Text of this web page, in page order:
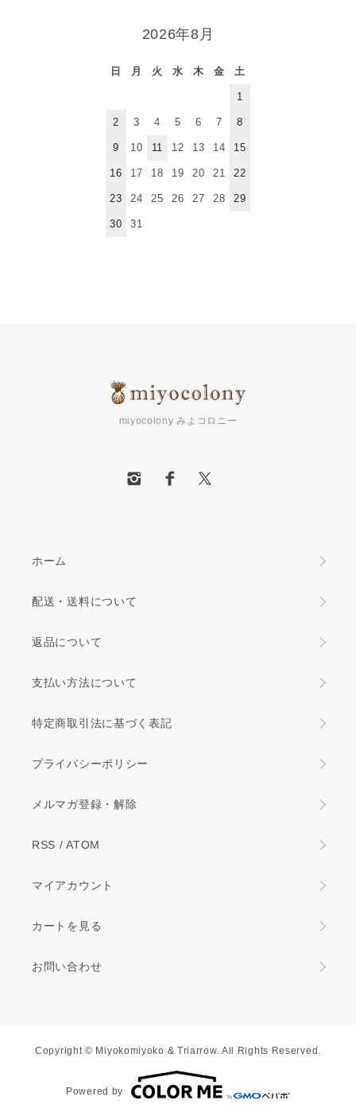
2026年8月
日 月 火 水 木 金 土
1
2 3 4 5 6 7 8
9 10 11 12 13 14 15
16 17 18 19 20 21 22
23 24 25 26 27 28 29
30 31
miyocolony みよコロニー
ホーム
配送・送料について
返品について
支払い方法について
特定商取引法に基づく表記
プライバシーポリシー
メルマガ登録・解除
RSS /ATOM
マイアカウント
カートを見る
お問い合わせ
Copyright © Miyokomiyoko & Triarrow. All Rights Reserved.
Powered by